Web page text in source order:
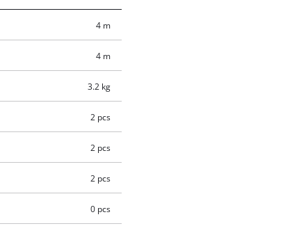
4 m
4 m
3.2 kg
2 pcs
2 pcs
2 pcs
0 pcs